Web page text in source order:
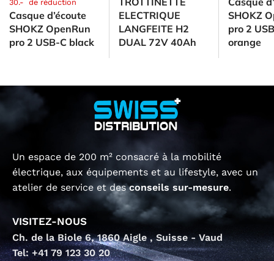
30.- de réduction
Casque d’écoute
SHOKZ OpenRun
pro 2 USB-C black
ELECTRIQUE
LANGFEITE H2
DUAL 72V 40Ah
SHOKZ
pro 2
orange
Un espace de 200 m² consacré à la mobilité
électrique, aux équipements et au lifestyle, avec un
atelier de service et desconseils sur-mesure.
VISITEZ-NOUS
Ch. de la Biole 6, 1860 Aigle , Suisse - Vaud
Tel: +41 79 123 30 20